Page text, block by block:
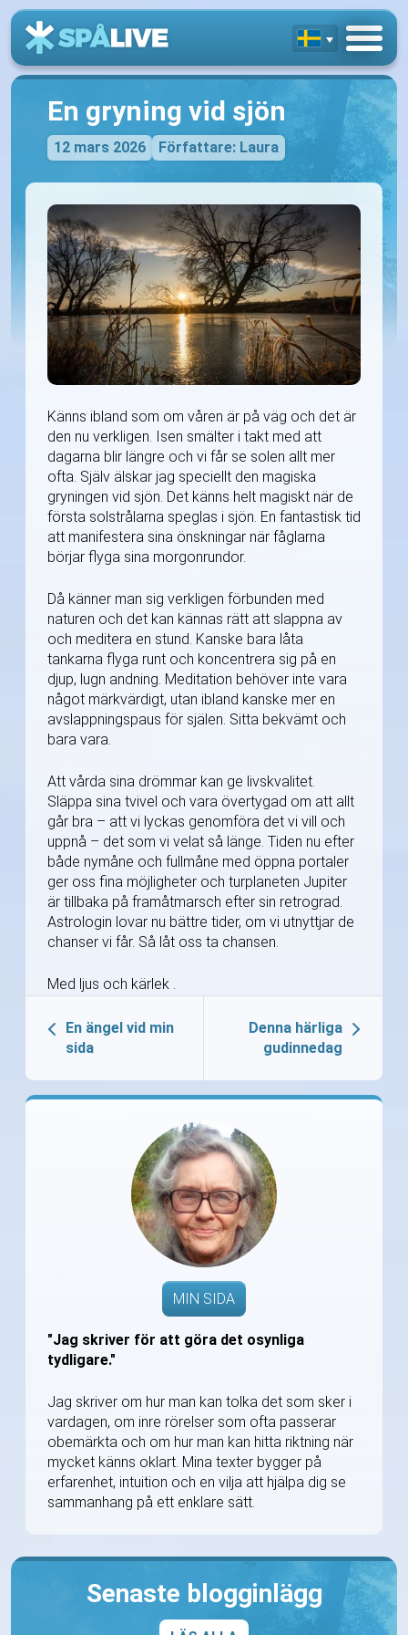
En gryning vid sjön
12 mars 2026 Författare: Laura
Känns ibland som om våren är på väg och det är
den nu verkligen. Isen smälter i takt med att
dagarna blir längre och vi får se solen allt mer
ofta. Själv älskar jag speciellt den magiska
gryningen vid sjön. Det känns helt magiskt när de
första solstrålarna speglas i sjön. En fantastisk tid
att manifestera sina önskningar när fåglarna
börjar flyga sina morgonrundor.
Då känner man sig verkligen förbunden med
naturen och det kan kännas rätt att slappna av
och meditera en stund. Kanske bara låta
tankarna flyga runt och koncentrera sig på en
djup, lugn andning. Meditation behöver inte vara
något märkvärdigt, utan ibland kanske mer en
avslappningspaus för själen. Sitta bekvämt och
bara vara.
Att vårda sina drömmar kan ge livskvalitet.
Släppa sina tvivel och vara övertygad om att allt
går bra – att vi lyckas genomföra det vi vill och
uppnå – det som vi velat så länge. Tiden nu efter
både nymåne och fullmåne med öppna portaler
ger oss fina möjligheter och turplaneten Jupiter
är tillbaka på framåtmarsch efter sin retrograd.
Astrologin lovar nu bättre tider, om vi utnyttjar de
chanser vi får. Så låt oss ta chansen.
Med ljus och kärlek .
En ängel vid min
sida
Denna härliga
gudinnedag
MIN SIDA
"Jag skriver för att göra det osynliga
tydligare."
Jag skriver om hur man kan tolka det som sker i
vardagen, om inre rörelser som ofta passerar
obemärkta och om hur man kan hitta riktning när
mycket känns oklart. Mina texter bygger på
erfarenhet, intuition och en vilja att hjälpa dig se
sammanhang på ett enklare sätt.
Senaste blogginlägg